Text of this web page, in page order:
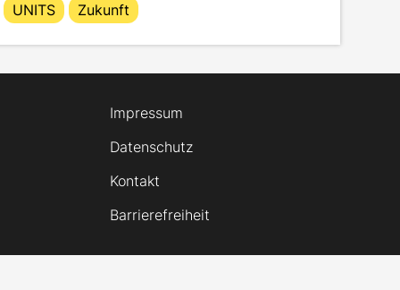
UNITS
Zukunft
Impressum
Datenschutz
Kontakt
Barrierefreiheit